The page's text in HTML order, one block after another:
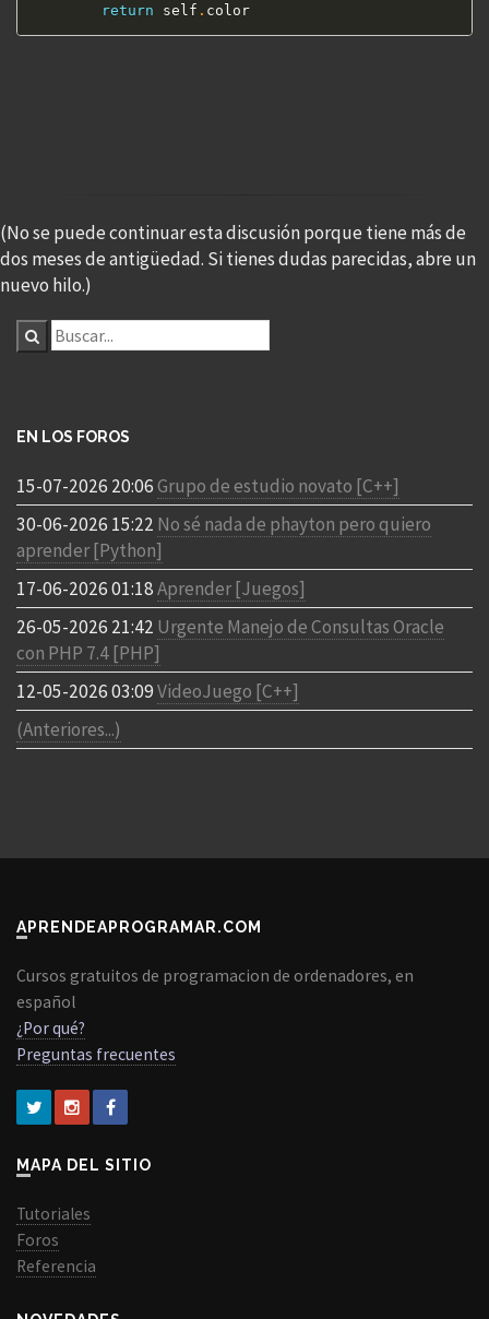
return self .
(No se puede continuar esta discusión porque tiene más de
dos meses de antigüedad. Si tienes dudas parecidas, abre un
nuevo hilo.)
EN LOS FOROS
15-07-2026 20:06Grupo de estudio novato [C++]
30-06-2026 15:22 No sé nada de phayton pero quiero
aprender [Python]
17-06-2026 01:18Aprender [Juegos]
26-05-2026 21:42 Urgente Manejo de Consultas Oracle
con PHP 7.4 [PHP]
12-05-2026 03:09VideoJuego [C++]
(Anteriores...)
APRENDEAPROGRAMAR.COM
Cursos gratuitos de programacion de ordenadores, en
español
¿Por qué?
Preguntas frecuentes
MAPA DEL SITIO
Tutoriales
Foros
Referencia